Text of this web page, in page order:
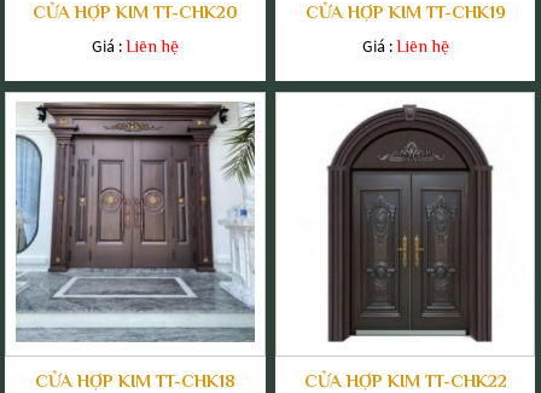
CỬA HỢP KIM TT-CHK20
Giá :Liên hệ
CỬA HỢP KIM TT-CHK19
Giá :Liên hệ
CỬA HỢP KIM TT-CHK18 CỬA HỢP KIM TT-CHK22